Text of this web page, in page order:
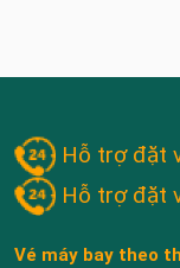
Hỗ trợ đặt
Hỗ trợ đặt
Vé máy bay theo